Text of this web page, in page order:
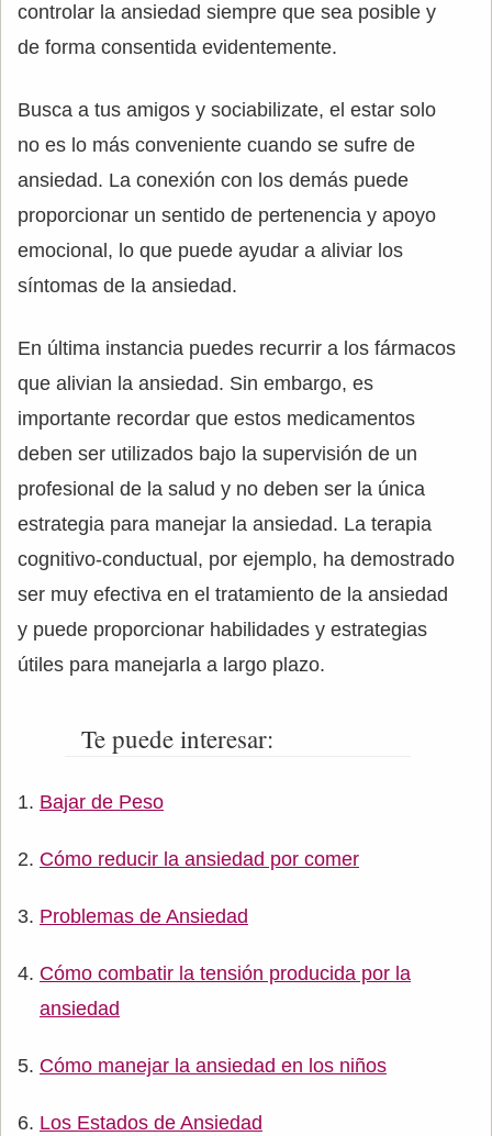
controlar la ansiedad siempre que sea posible y
de forma consentida evidentemente.
Busca a tus amigos y sociabilizate, el estar solo
no es lo más conveniente cuando se sufre de
ansiedad. La conexión con los demás puede
proporcionar un sentido de pertenencia y apoyo
emocional, lo que puede ayudar a aliviar los
síntomas de la ansiedad.
En última instancia puedes recurrir a los fármacos
que alivian la ansiedad. Sin embargo, es
importante recordar que estos medicamentos
deben ser utilizados bajo la supervisión de un
profesional de la salud y no deben ser la única
estrategia para manejar la ansiedad. La terapia
cognitivo-conductual, por ejemplo, ha demostrado
ser muy efectiva en el tratamiento de la ansiedad
y puede proporcionar habilidades y estrategias
útiles para manejarla a largo plazo.
Te puede interesar:
Bajar de Peso
Cómo reducir la ansiedad por comer
Problemas de Ansiedad
Cómo combatir la tensión producida por la
ansiedad
Cómo manejar la ansiedad en los niños
Los Estados de Ansiedad